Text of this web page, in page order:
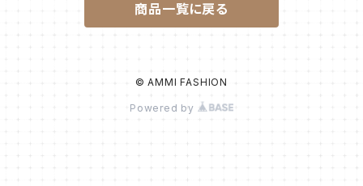
商品一覧に戻る
© AMMI FASHION
Powered by